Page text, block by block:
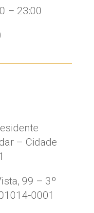
– 23:00
– Cidade
99 – 3º
0001